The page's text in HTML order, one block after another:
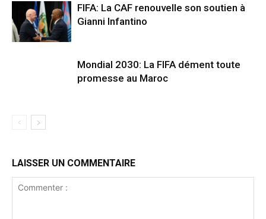
FIFA: La CAF renouvelle son soutien à
Gianni Infantino
Mondial 2030: La FIFA dément toute
promesse au Maroc
LAISSER UN COMMENTAIRE